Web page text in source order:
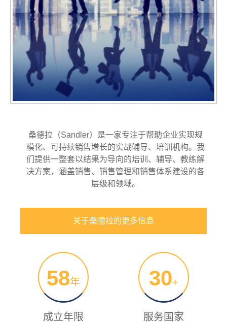
桑德拉（Sandler）是一家专注于帮助企业实现规
模化、可持续销售增长的实战辅导、培训机构。我
们提供一整套以结果为导向的培训、辅导、教练解
决方案，涵盖销售、销售管理和销售体系建设的各
层级和领域。
关于桑德拉的更多信息
58年
成立年限
30+
服务国家